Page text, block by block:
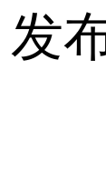
发